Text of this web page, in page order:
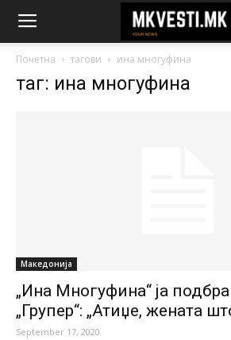
Почетна тагови ина многуфина
таг: ина многуфина
Македонија
„Ина Многуфина“ ја
„Групер“: „Атиџе, жената
September 17, 2020